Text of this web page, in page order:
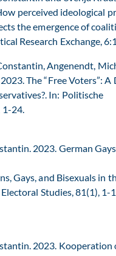
perceived ideological
the emergence of
Research Exchange,
Angenendt,
The “Free Voters”: A
In: Politische
24.
2023. German
Gays, and Bisexuals in
Studies, 81(1), 1-
2023.